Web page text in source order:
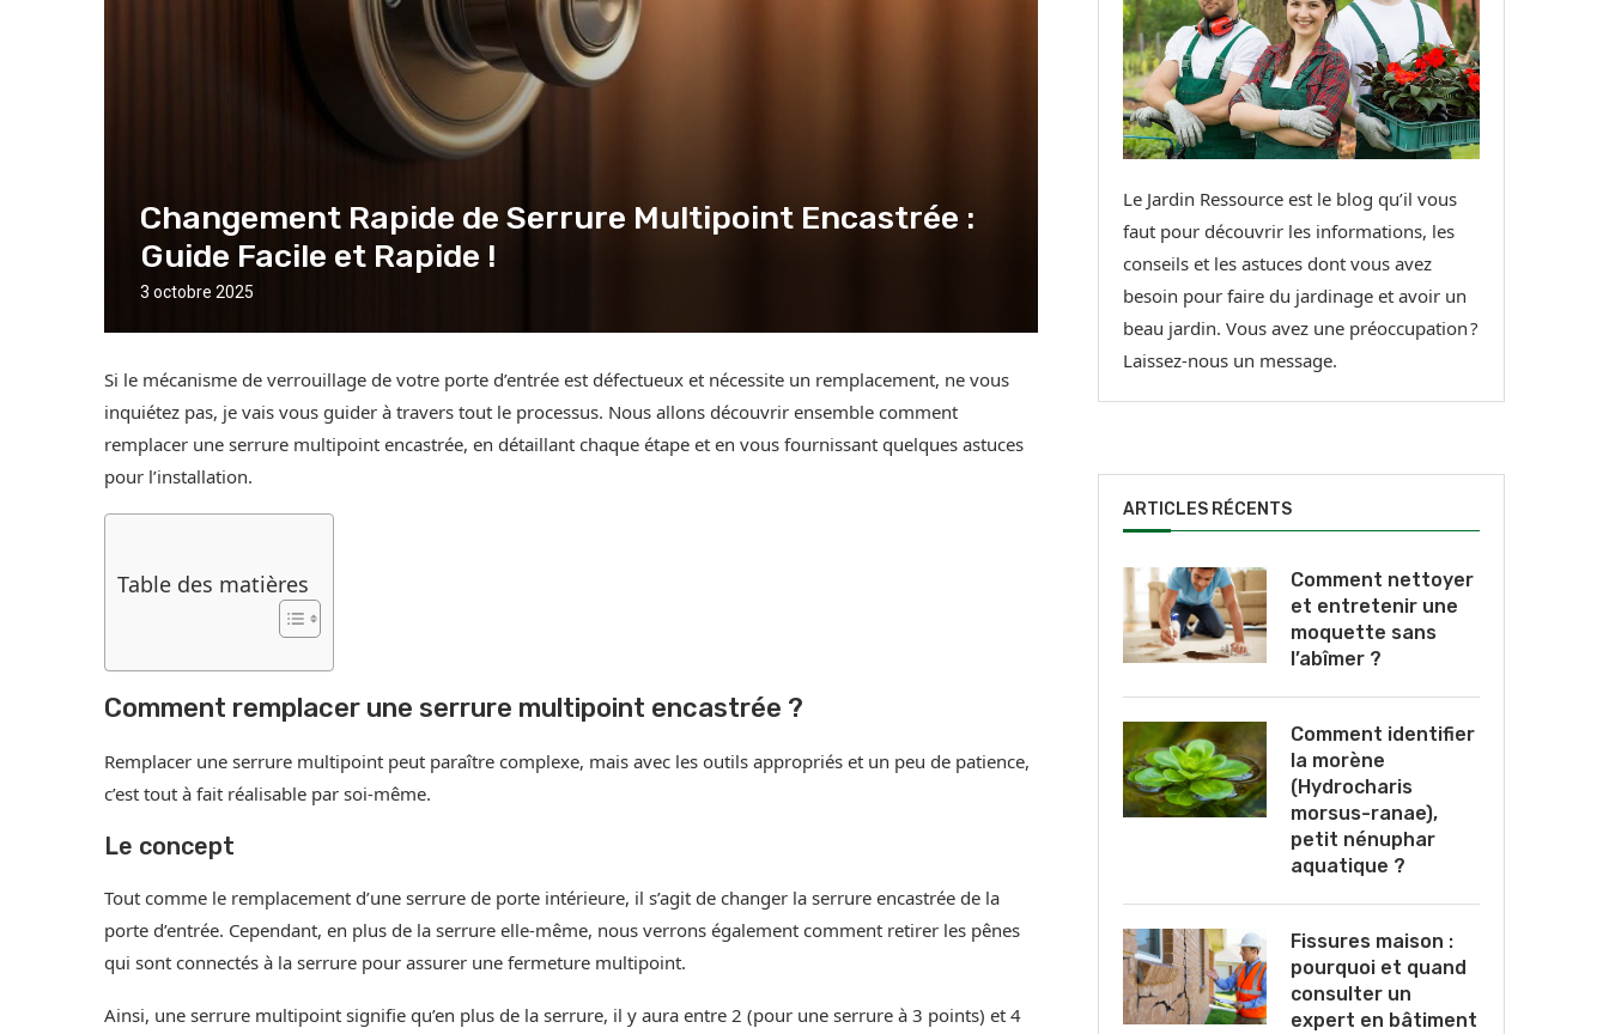
Changement Rapide de Serrure Multipoint Encastrée :
Guide Facile et Rapide !
3 octobre 2025
Si le mécanisme de verrouillage de votre porte d’entrée est défectueux et nécessite un remplacement, ne vous
inquiétez pas, je vais vous guider à travers tout le processus. Nous allons découvrir ensemble comment
remplacer une serrure multipoint encastrée, en détaillant chaque étape et en vous fournissant quelques astuces
pour l’installation.
Table des matières
Comment remplacer une serrure multipoint encastrée ?
Remplacer une serrure multipoint peut paraître complexe, mais avec les outils appropriés et un peu de patience,
c’est tout à fait réalisable par soi-même.
Le concept
Tout comme le remplacement d’une serrure de porte intérieure, il s’agit de changer la serrure encastrée de la
porte d’entrée. Cependant, en plus de la serrure elle-même, nous verrons également comment retirer les pênes
qui sont connectés à la serrure pour assurer une fermeture multipoint.
Ainsi, une serrure multipoint signifie qu’en plus de la serrure, il y aura entre 2 (pour une serrure à 3 points) et 4
Le Jardin Ressource est le blog qu’il vous
faut pour découvrir les informations, les
conseils et les astuces dont vous avez
besoin pour faire du jardinage et avoir un
beau jardin. Vous avez une préoccupation ?
Laissez-nous un message.
ARTICLES RÉCENTS
Comment nettoyer
et entretenir une
moquette sans
l’abîmer ?
Comment identifier
la morène
(Hydrocharis
morsus-ranae),
petit nénuphar
aquatique ?
Fissures maison :
pourquoi et quand
consulter un
expert en bâtiment